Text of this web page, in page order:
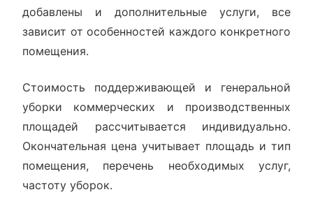
добавлены и дополнительные услуги, все
зависит от особенностей каждого конкретного
помещения.
Стоимость поддерживающей и генеральной
уборки коммерческих и производственных
площадей рассчитывается индивидуально.
Окончательная цена учитывает площадь и тип
помещения, перечень необходимых услуг,
частоту уборок.